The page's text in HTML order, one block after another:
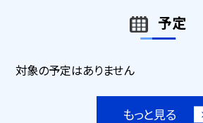
予定
対象の予定はありません
もっと見る